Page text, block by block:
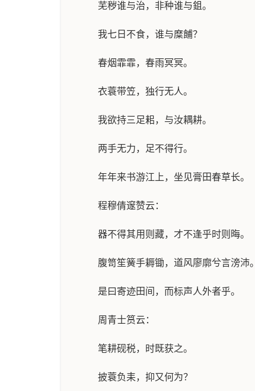
芜秽谁与治，非种谁与鉏。
我七日不食，谁与糜餔？
春烟霏霏，春雨冥冥。
衣蓑带笠，独行无人。
我欲持三足耜，与汝耦耕。
两手无力，足不得行。
年年来书游江上，坐见膏田春草长。
程穆倩邃赞云：
器不得其用则藏，才不逢乎时则晦。
腹笥笙簧手耨锄，道风廖廓兮言滂沛。
是曰寄迹田间，而标声人外者乎。
周青士筼云：
笔耕砚税，时既获之。
披蓑负耒，抑又何为？